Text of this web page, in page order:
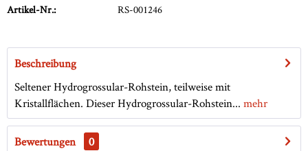
Artikel-Nr.: RS-001246
Beschreibung
Seltener Hydrogrossular-Rohstein, teilweise mit
Kristallflächen. Dieser Hydrogrossular-Rohstein... mehr
Bewertungen
0